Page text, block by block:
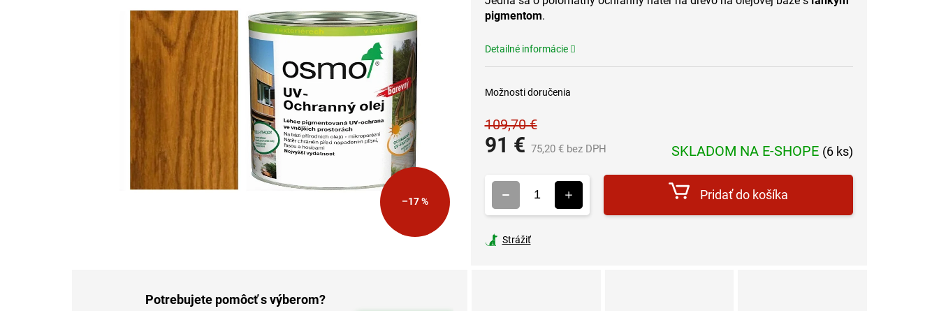
–17 %
109,70 €
91 € 75,20 € bez DPH
cena:
SKLADOM NA E-SHOPE (6 ks)
Možnosti doručenia
Pridať do košíka
pigmentom.
Detailné informácie
Strážiť
Potrebujete pomôcť s výberom?